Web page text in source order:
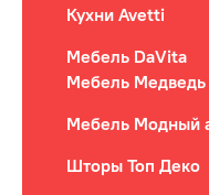
Кухни Avetti
Мебель DaVita
Мебель Медведь
Мебель Модный
Шторы Топ Деко